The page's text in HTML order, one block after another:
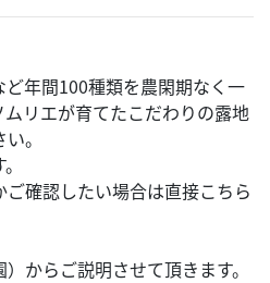
年間100種類を農閑期なく一
リエが育てたこだわりの露地
。
確認したい場合は直接こちら
からご説明させて頂きます。